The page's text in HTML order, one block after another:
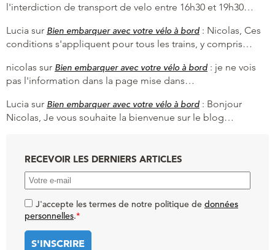
l'interdiction de transport de velo entre 16h30 et 19h30…
Lucia sur Bien embarquer avec votre vélo à bord : Nicolas, Ces
conditions s'appliquent pour tous les trains, y compris…
nicolas sur Bien embarquer avec votre vélo à bord : je ne vois
pas l'information dans la page mise dans…
Lucia sur Bien embarquer avec votre vélo à bord : Bonjour
Nicolas, Je vous souhaite la bienvenue sur le blog…
RECEVOIR LES DERNIERS ARTICLES
J'accepte les termes de notre politique de données
personnelles.*